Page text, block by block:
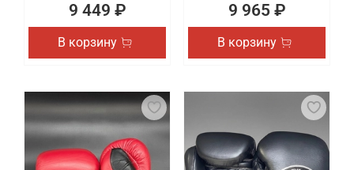
9 449 ₽
В корзину
9 965 ₽
В корзину